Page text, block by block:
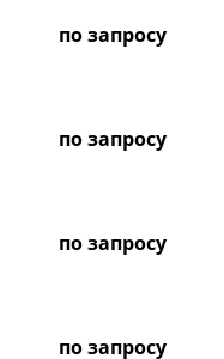
по запросу
по запросу
по запросу
по запросу